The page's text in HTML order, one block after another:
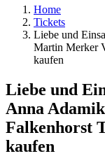
Home
Tickets
Liebe und
Martin Merker
kaufen
Liebe und
Anna
Falkenhorst
kaufen